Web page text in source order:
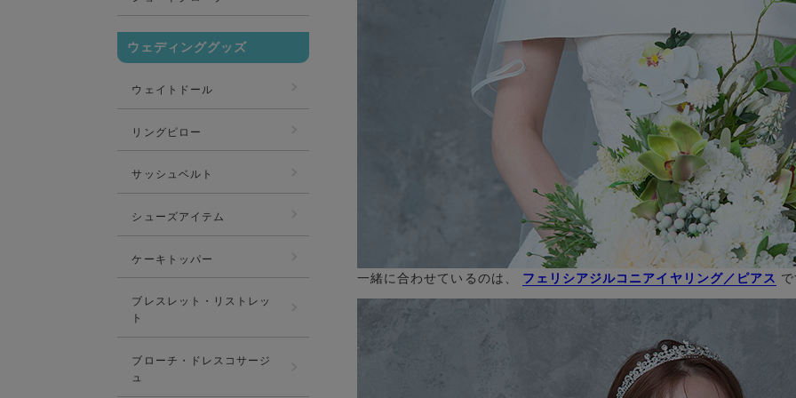
一緒に合わせているのは、 フェリシアジルコニアイヤリング／ピアス
ウェディンググッズ
ウェイトドール
リングピロー
サッシュベルト
シューズアイテム
ケーキトッパー
ブレスレット・リストレッ
ト
ブローチ・ドレスコサージ
ュ